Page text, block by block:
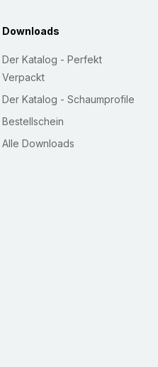
Downloads
Der Katalog - Perfekt
Verpackt
Der Katalog - Schaumprofile
Bestellschein
Alle Downloads